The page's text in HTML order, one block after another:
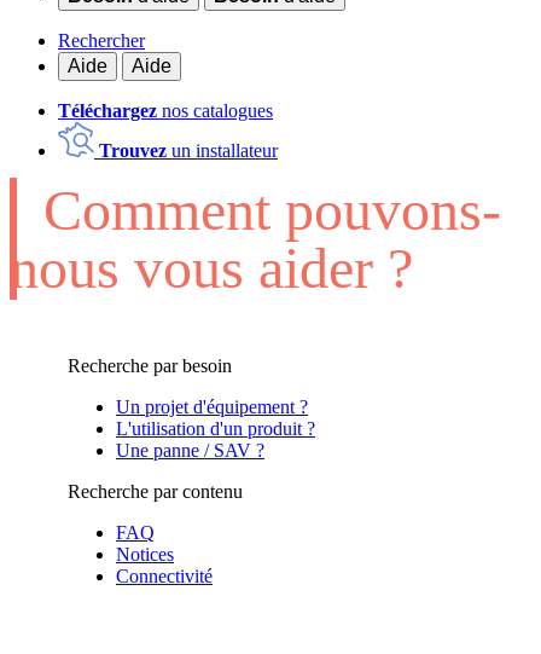
Rechercher
Aide
Aide
Téléchargez nos catalogues
Trouvez un installateur
Comment pouvons-
nous vous aider ?
Recherche par besoin
Un projet d'équipement ?
L'utilisation d'un produit ?
Une panne / SAV ?
Recherche par contenu
FAQ
Notices
Connectivité